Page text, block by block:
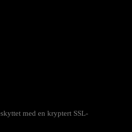
med en kryptert SSL-